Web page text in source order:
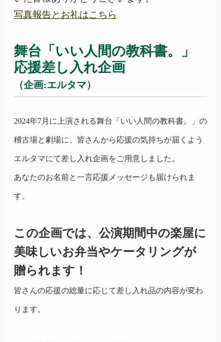
写真報告とお礼はこちら
舞台 「いい人間の教科書。」
応援差し入れ企画
（企画:エルタマ）
2024年7月に上演される舞台 「いい人間の教科書。」 の
稽古場と劇場に、皆さんから応援の気持ちが届くよう
エルタマにて差し入れ企画をご用意しました。
あなたのお名前と一言応援メッセージも届けられま
す。
この企画では、公演期間中の楽屋に
美味しいお弁当やケータリングが
贈られます！
皆さんの応援の総量に応じて差し入れ品の内容が変わ
ります。